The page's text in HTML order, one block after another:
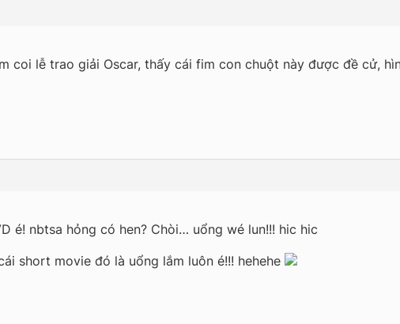
coi lễ trao giải Oscar, thấy cái fim con chuột này được đề cử,
é! nbtsa hỏng có hen? Chòi… uổng wé lun!!! hic hic
short movie đó là uổng lắm luôn é!!! hehehe